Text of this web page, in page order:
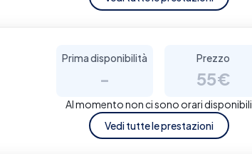
Prima disponibilità
-
Prezzo
55€
Al momento non ci sono orari disponibili
Vedi tutte le prestazioni